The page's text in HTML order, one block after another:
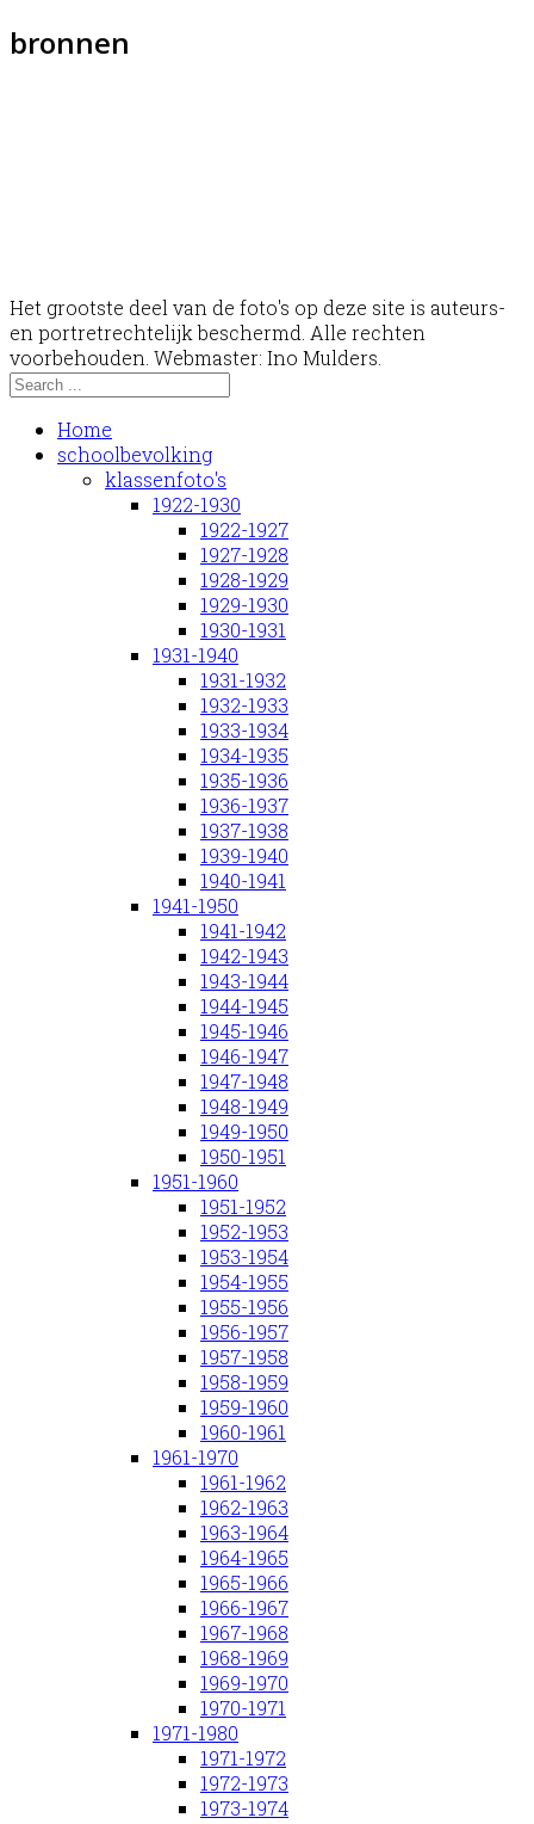
bronnen
Het grootste deel van de foto's op deze site is auteurs-
en portretrechtelijk beschermd. Alle rechten
voorbehouden. Webmaster: Ino Mulders.
Home
schoolbevolking
klassenfoto's
1922-1930
1922-1927
1927-1928
1928-1929
1929-1930
1930-1931
1931-1940
1931-1932
1932-1933
1933-1934
1934-1935
1935-1936
1936-1937
1937-1938
1939-1940
1940-1941
1941-1950
1941-1942
1942-1943
1943-1944
1944-1945
1945-1946
1946-1947
1947-1948
1948-1949
1949-1950
1950-1951
1951-1960
1951-1952
1952-1953
1953-1954
1954-1955
1955-1956
1956-1957
1957-1958
1958-1959
1959-1960
1960-1961
1961-1970
1961-1962
1962-1963
1963-1964
1964-1965
1965-1966
1966-1967
1967-1968
1968-1969
1969-1970
1970-1971
1971-1980
1971-1972
1972-1973
1973-1974